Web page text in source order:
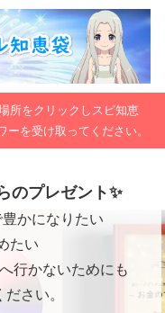
所をクリックしスピ知恵
を受け取ってください。
のプレゼント✨
かになりたい
たい
行かないためにも
さい。